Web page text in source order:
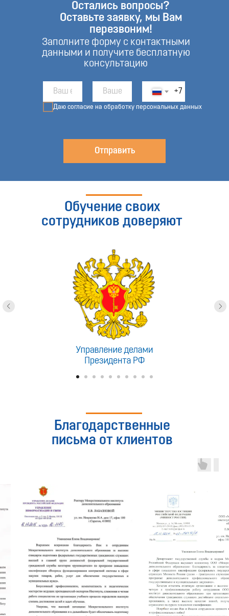
+7
Даю согласие на обработку персональных данных
Отправить
Остались вопросы?
Оставьте заявку, мы Вам
перезвоним!
Заполните форму с контактными
данными и получите бесплатную
консультацию
Обучение своих
сотрудников доверяют
Благодарственные
письма от клиентов